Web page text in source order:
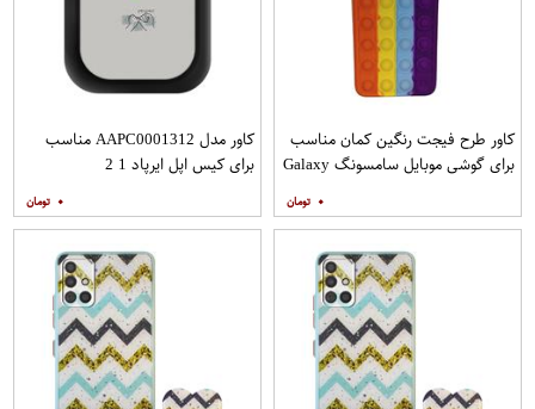
کاور طرح فیجت رنگین کمان مناسب
برای گوشی موبایل سامسونگ Galaxy
۰
کاور مدل AAPC0001312 مناسب
برای کیس اپل ایرپاد 1 2
۰